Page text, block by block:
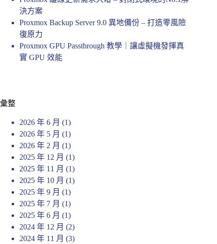
決方案
Proxmox Backup Server 9.0 異地備份 – 打造零風險
復原力
Proxmox GPU Passthrough 教學｜讓虛擬機發揮真
實 GPU 效能
彙整
2026 年 6 月 (1)
2026 年 5 月 (1)
2026 年 2 月 (1)
2025 年 12 月 (1)
2025 年 11 月 (1)
2025 年 10 月 (1)
2025 年 9 月 (1)
2025 年 7 月 (1)
2025 年 6 月 (1)
2024 年 12 月 (2)
2024 年 11 月 (3)